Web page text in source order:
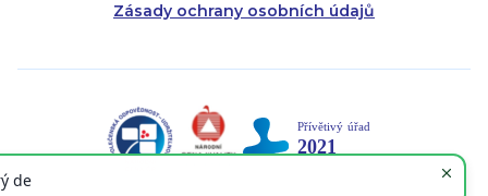
Zásady ochrany osobních údajů